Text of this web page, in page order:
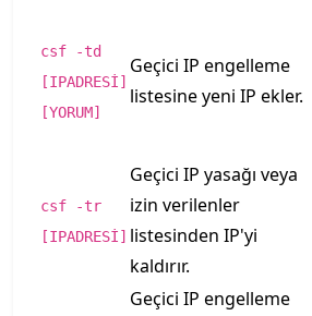
csf -td
[IPADRESİ]
[YORUM]
Geçici IP engelleme
listesine yeni IP ekler.
csf -tr
[IPADRESİ]
Geçici IP yasağı veya
izin verilenler
listesinden IP'yi
kaldırır.
Geçici IP engelleme